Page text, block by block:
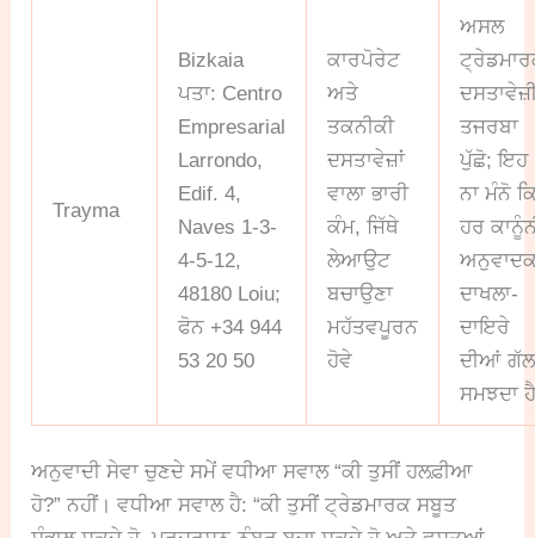
Trayma
Bizkaia
ਪਤਾ: Centro
Empresarial
Larrondo,
Edif. 4,
Naves 1-3-
4-5-12,
48180 Loiu;
ਫੋਨ +34 944
53 20 50
ਕਾਰਪੋਰੇਟ
ਅਤੇ
ਤਕਨੀਕੀ
ਦਸਤਾਵੇਜ਼ਾਂ
ਵਾਲਾ ਭਾਰੀ
ਕੰਮ, ਜਿੱਥੇ
ਲੇਆਉਟ
ਬਚਾਉਣਾ
ਮਹੱਤਵਪੂਰਨ
ਹੋਵੇ
ਅਸਲ
ਤਜਰਬਾ
ਪੁੱਛੋ; ਇਹ
ਨਾ ਮੰਨੋ
ਹਰ
ਦਾਖਲਾ-
ਦਾਇਰੇ
ਦੀਆਂ
ਸਮਝਦਾ
ਅਨੁਵਾਦੀ ਸੇਵਾ ਚੁਣਦੇ ਸਮੇਂ ਵਧੀਆ ਸਵਾਲ “ਕੀ ਤੁਸੀਂ ਹਲਫ਼ੀਆ
ਹੋ?” ਨਹੀਂ। ਵਧੀਆ ਸਵਾਲ ਹੈ: “ਕੀ ਤੁਸੀਂ ਟ੍ਰੇਡਮਾਰਕ ਸਬੂਤ